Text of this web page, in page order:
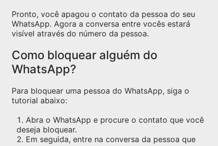
Pronto, você apagou o contato da pessoa do seu
WhatsApp. Agora a conversa entre vocês estará
visível através do número da pessoa.
Como bloquear alguém do
WhatsApp?
Para bloquear uma pessoa do WhatsApp, siga o
tutorial abaixo:
Abra o WhatsApp e procure o contato que você
deseja bloquear.
Em seguida, entre na conversa da pessoa que